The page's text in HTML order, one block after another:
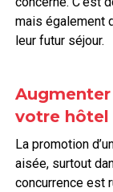
mais également
leur futur séjour.
votre hôtel
La promotion
aisée, surtout
concurrence est